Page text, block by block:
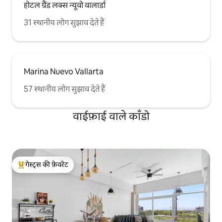
होटल ग्रैंड लक्स न्यूवो वालार्डा
31 स्थानीय लोग सुझाव देते हैं
Marina Nuevo Vallarta
57 स्थानीय लोग सुझाव देते हैं
वाईफ़ाई वाले काँडो
गेस्ट्स का टॉप फ़ेवरेट
गेस्ट्स की फ़ेवरेट